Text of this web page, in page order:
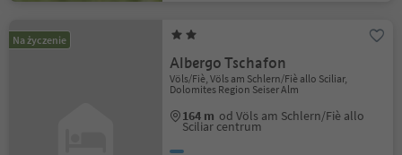
Na życzenie
Albergo Tschafon
Völs/Fiè, Völs am Schlern/Fiè allo Sciliar,
Dolomites Region Seiser Alm
164 m od Völs am Schlern/Fiè allo
Sciliar centrum